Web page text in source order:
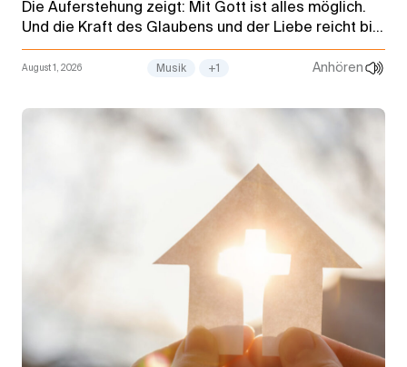
Die Auferstehung zeigt: Mit Gott ist alles möglich.
Und die Kraft des Glaubens und der Liebe reicht bis
in den Alltag hinein. Das besingt das Lied „With You I
Can“ – mit dir, da kann ich …
August 1, 2026 Musik +1 Anhören